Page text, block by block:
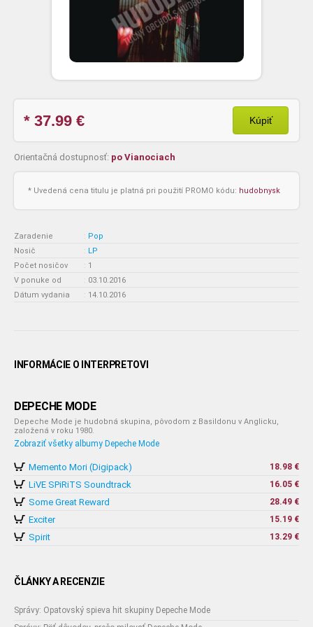
* 37.99 € Kúpiť
Orientačná dostupnosť: po Vianociach
* Uvedená cena titulu je platná pri použití PROMO kódu: hudobnysk
Zaradenie : Pop
Nosič
: LP
Počet nosičov
: 1
V ponuke od
: 03.10.2016
Dátum vydania
: 14.10.2016
INFORMÁCIE O INTERPRETOVI
DEPECHE MODE
Depeche Mode je hudobná skupina, pôvodom z Basildonu v Anglicku,
založená v roku 1980.
Zobraziť všetky albumy Depeche Mode
Memento Mori (Digipack) 18.98 €
LiVE SPiRiTS Soundtrack 16.05 €
Some Great Reward 28.49 €
Exciter 15.19 €
Spirit 13.29 €
ČLÁNKY A RECENZIE
Správy: Opatovský spieva hit skupiny Depeche Mode